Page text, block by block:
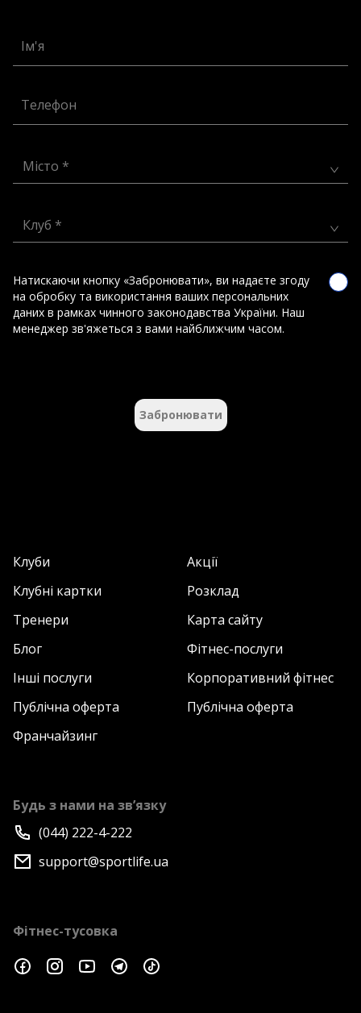
Ім'я
Телефон
Місто *
Клуб *
Натискаючи кнопку «Забронювати», ви надаєте згоду
на обробку та використання ваших персональних
даних в рамках чинного законодавства України. Наш
менеджер зв'яжеться з вами найближчим часом.
Забронювати
Клуби
Акції
Клубні картки
Розклад
Тренери
Карта сайту
Блог
Фітнес-послуги
Інші послуги
Корпоративний фітнес
Публічна оферта
Публічна оферта
Франчайзинг
Будь з нами на зв’язку
(044) 222-4-222
support@sportlife.ua
Фітнес-тусовка